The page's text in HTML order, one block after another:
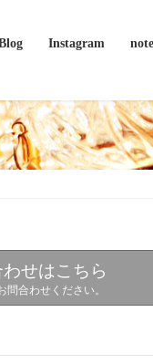
Instagram note
せはこちら
問合わせください。